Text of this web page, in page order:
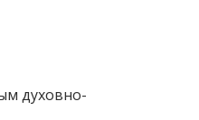
духовно-